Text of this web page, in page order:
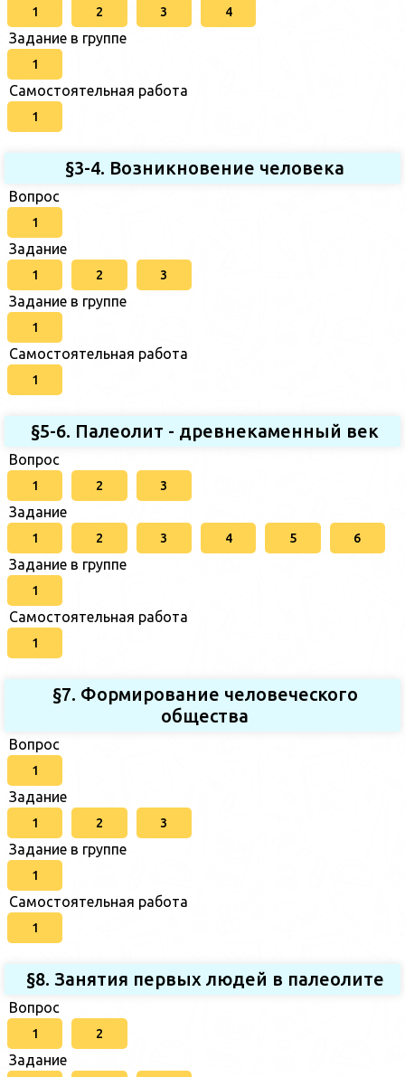
1 2 3 4
Задание в группе
1
Самостоятельная работа
1
§3-4. Возникновение человека
Вопрос
1
Задание
1 2 3
Задание в группе
1
Самостоятельная работа
1
§5-6. Палеолит - древнекаменный век
Вопрос
1 2 3
Задание
1 2 3 4 5 6
Задание в группе
1
Самостоятельная работа
1
§7. Формирование человеческого
общества
Вопрос
1
Задание
1 2 3
Задание в группе
1
Самостоятельная работа
1
§8. Занятия первых людей в палеолите
Вопрос
1 2
Задание